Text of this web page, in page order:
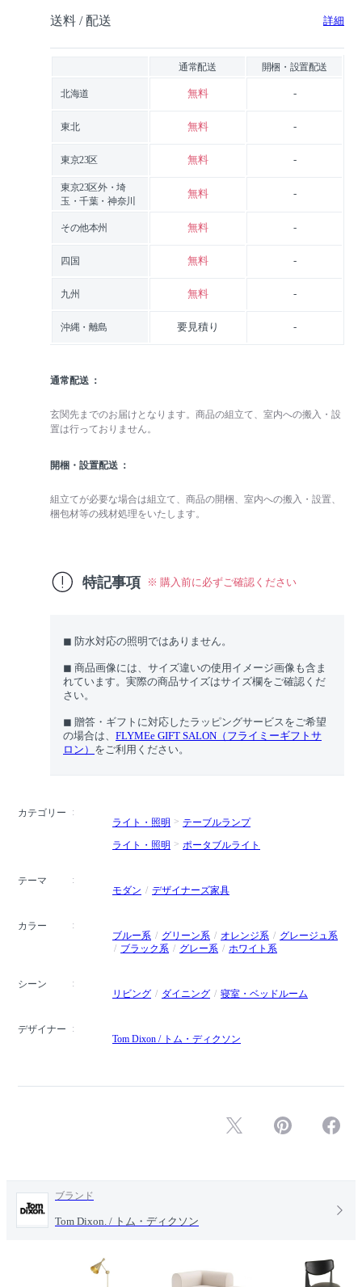
送料 / 配送 詳細
通常配送 開梱・設置配送
北海道 無料 -
東北 無料 -
東京23区 無料 -
東京23区外・埼
玉・千葉・神奈川
無料 -
その他本州 無料 -
四国 無料 -
九州 無料 -
沖縄・離島 要見積り -
通常配送
玄関先までのお届けとなります。商品の組立て、室内への搬入・設
置は行っておりません。
開梱・設置配送
組立てが必要な場合は組立て、商品の開梱、室内への搬入・設置、
梱包材等の残材処理をいたします。
特記事項 ※ 購入前に必ずご確認ください
◼︎ 防水対応の照明ではありません。
◼︎ 商品画像には、サイズ違いの使用イメージ画像も含ま
れています。実際の商品サイズはサイズ欄をご確認くだ
さい。
◼︎ 贈答・ギフトに対応したラッピングサービスをご希望
の場合は、 FLYMEe GIFT SALON（フライミーギフトサ
ロン） をご利用ください。
カテゴリー
ライト・照明
テーブルランプ
ライト・照明
ポータブルライト
テーマ
モダン
デザイナーズ家具
カラー
ブルー系
グリーン系 オレンジ系
グレージュ系
ブラック系
グレー系 ホワイト系
シーン
リビング
ダイニング 寝室・ベッドルーム
デザイナー
Tom Dixon / トム・ディクソン
ブランド
Tom Dixon. / トム・ディクソン